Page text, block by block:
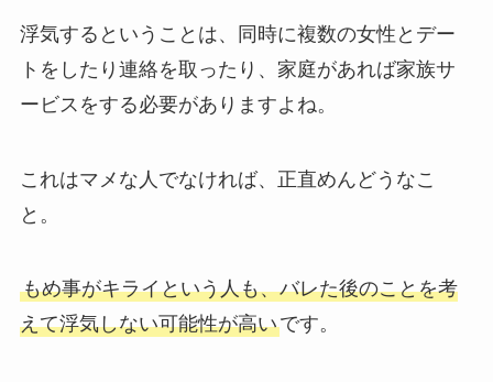
浮気するということは、同時に複数の女性とデー
トをしたり連絡を取ったり、家庭があれば家族サ
ービスをする必要がありますよね。
これはマメな人でなければ、正直めんどうなこ
と。
もめ事がキライという人も、バレた後のことを考
えて浮気しない可能性が高いです。